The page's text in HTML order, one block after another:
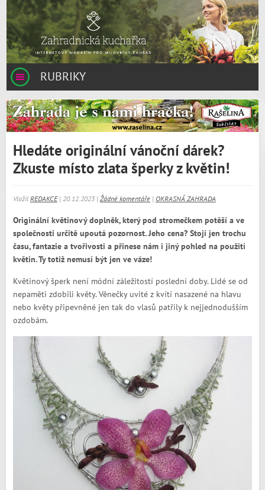
RUBRIKY
Hledáte originální vánoční dárek?
Zkuste místo zlata šperky z květin!
Vložil REDAKCE| 20.12.2023 | Žádné komentáře| OKRASNÁ ZAHRADA
Originální květinový doplněk, který pod stromečkem potěší a ve
společnosti určitě upoutá pozornost. Jeho cena? Stojí jen trochu
času, fantazie a tvořivosti a přinese nám i jiný pohled na použití
květin. Ty totiž nemusí být jen ve váze!
Květinový šperk není módní záležitostí poslední doby. Lidé se od
nepaměti zdobili květy. Věnečky uvité z kvítí nasazené na hlavu
nebo květy připevněné jen tak do vlasů patřily k nejjednodušším
ozdobám.